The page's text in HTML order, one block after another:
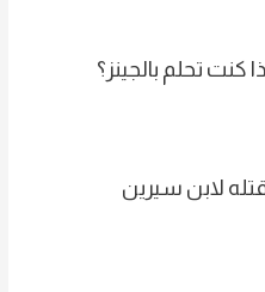
كنت تحلم بالجينز؟
لابن سيرين